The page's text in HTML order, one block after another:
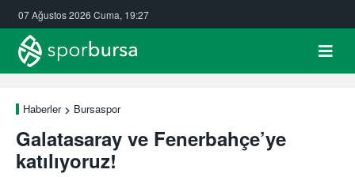
07 Ağustos 2026 Cuma, 19:27
Haberler Bursaspor
Galatasaray ve Fenerbahçe’ye
katılıyoruz!